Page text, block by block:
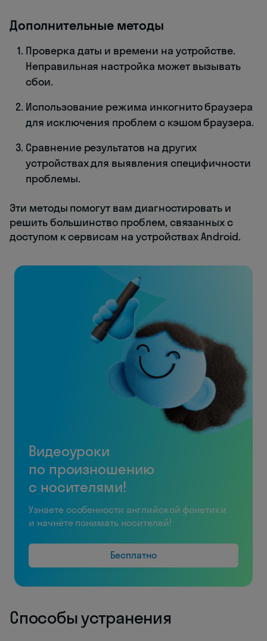
Дополнительные методы
Проверка даты и времени на устройстве.
Неправильная настройка может вызывать
сбои.
Использование режима инкогнито браузера
для исключения проблем с кэшом браузера.
Сравнение результатов на других
устройствах для выявления специфичности
проблемы.
Эти методы помогут вам диагностировать и
решить большинство проблем, связанных с
доступом к сервисам на устройствах Android.
Видеоуроки
по произношению
с носителями!
Узнаете особенности английской фонетики
и начнёте понимать носителей!
Бесплатно
Способы устранения